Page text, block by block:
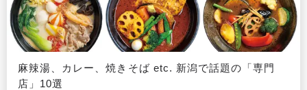
麻辣湯、カレー、焼きそば etc. 新潟で話題の「専門
店」10選